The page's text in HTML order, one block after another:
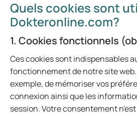
Quels cookies sont
Dokteronline.com?
1. Cookies fonctionnels
Ces cookies sont indispensables
fonctionnement de notre site
exemple, de mémoriser vos
connexion ainsi que les
session. Votre consentement